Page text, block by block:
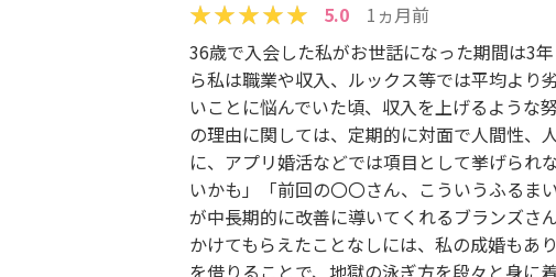
5.0
1ヵ月前
36歳で入会した私がお世話になった期間は3
ら私は職業や収入、ルックス等では平均より
いことに悩んでいた頃、収入を上げるような
の理由に関しては、定期的に対面で人間性、
に、アプリ婚活などでは項目として挙げられ
いかも」「前回の〇〇さん、こういうふるま
が中長期的に改善に導いてくれるブランズさ
かけてもらえたことなしには、私の成婚もあ
を借りることで、地獄の泳ぎ方を段々と身に